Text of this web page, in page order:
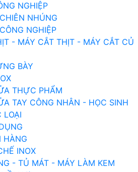
NGHIỆP
NHÚNG
NGHIỆP
- MÁY CẮT THỊT - MÁY CẮT CỦ
BÀY
THỰC PHẨM
TAY CÔNG NHÂN - HỌC SINH
LOẠI
HÀNG
INOX
- TỦ MÁT - MÁY LÀM KEM